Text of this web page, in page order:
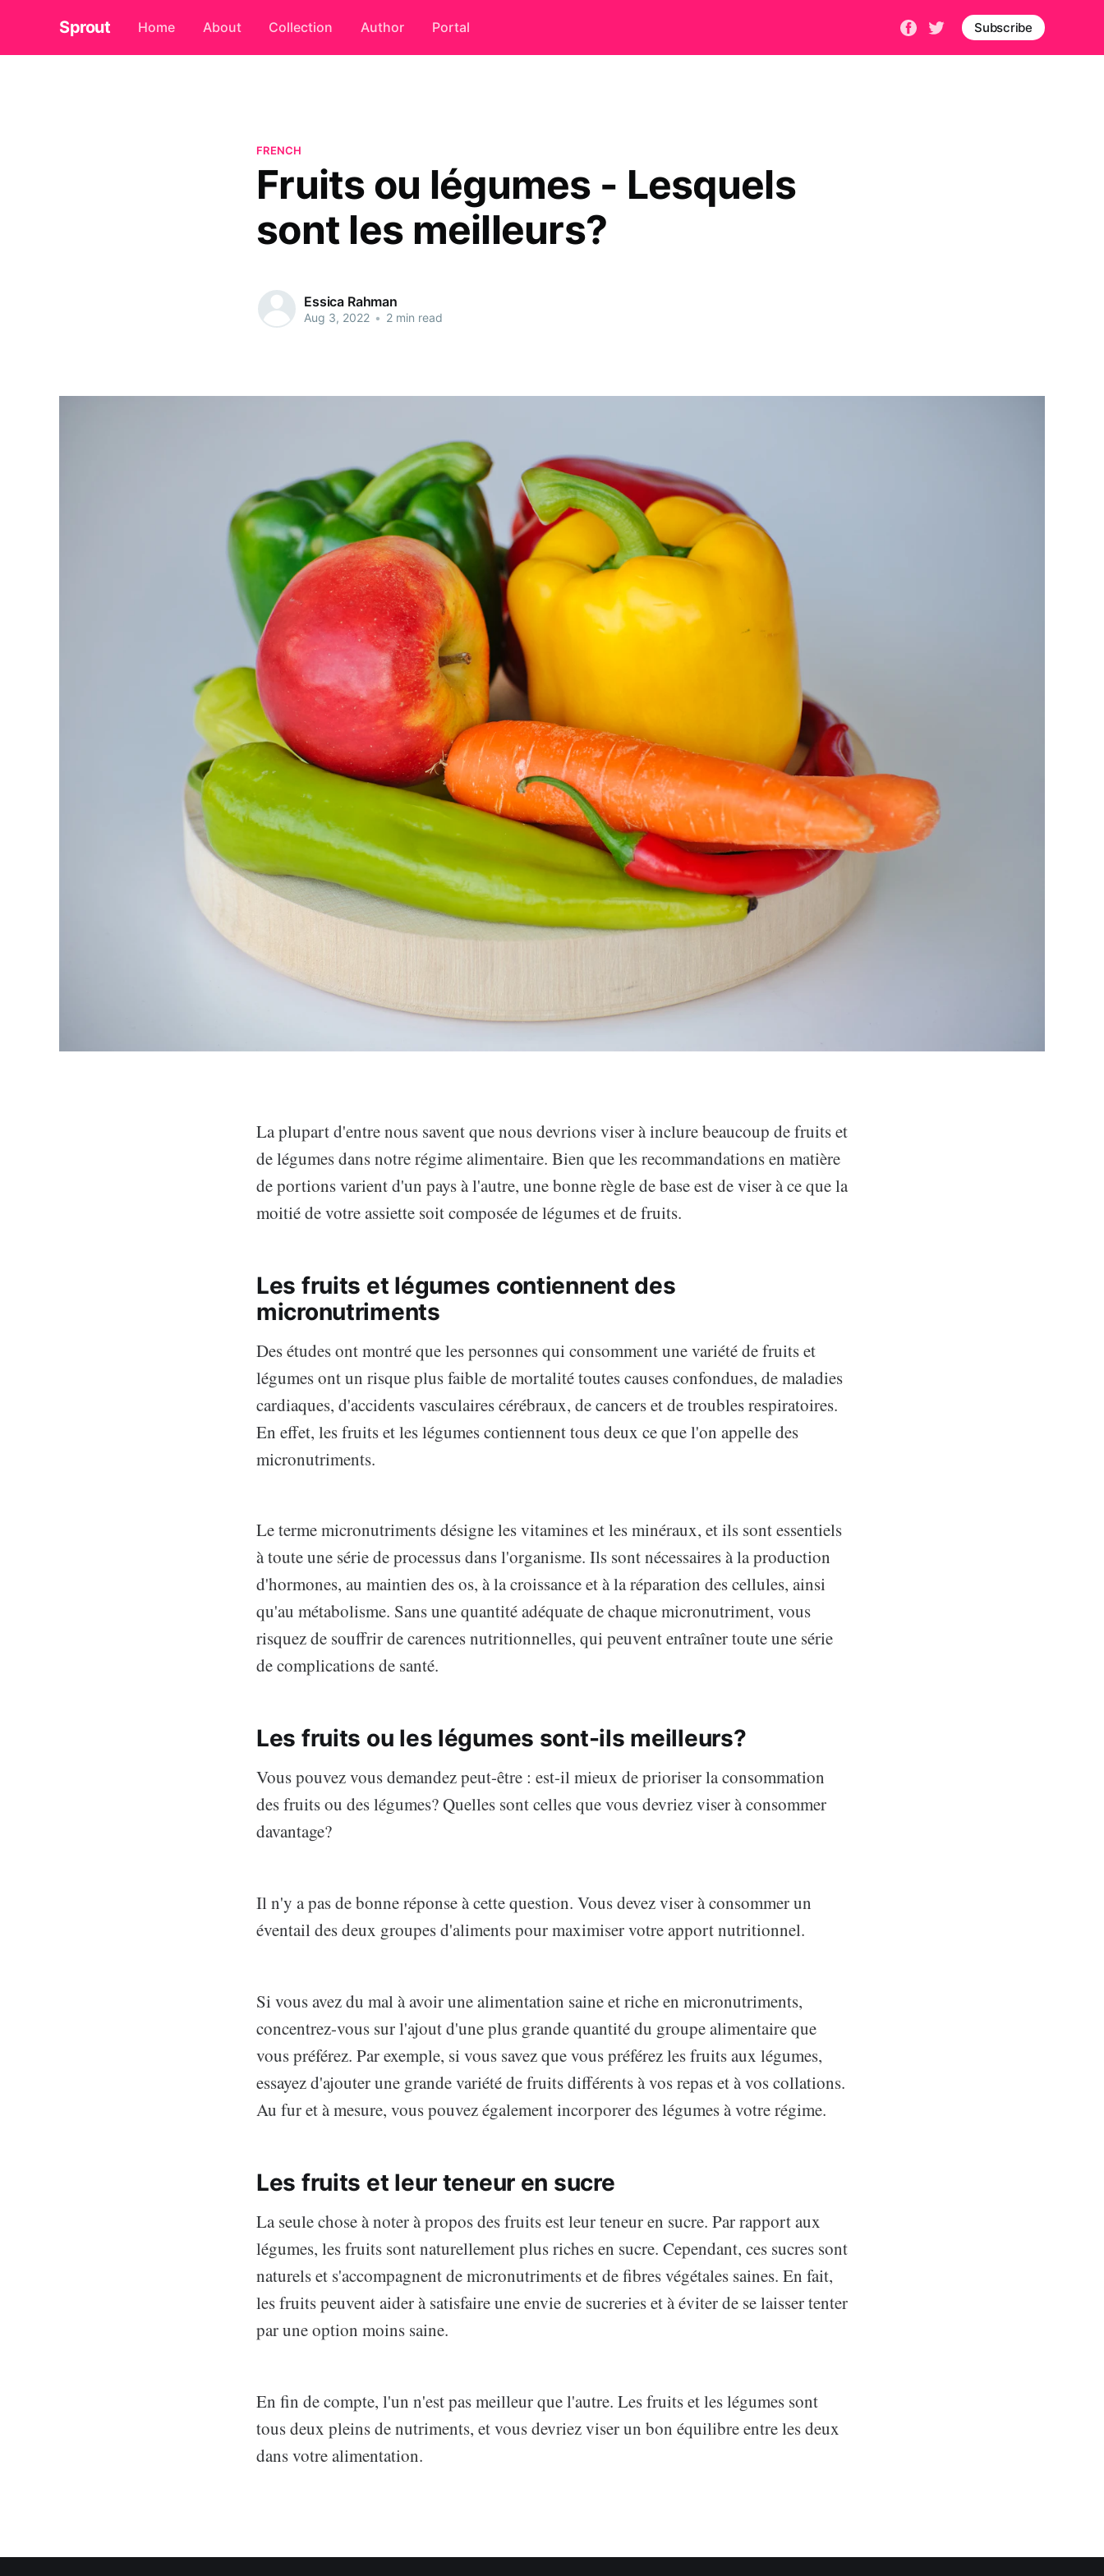
Sprout Home About Collection Author Portal Subscribe
FRENCH
Fruits ou légumes - Lesquels
sont les meilleurs?
Essica Rahman
Aug 3, 2022 • 2 min read
La plupart d'entre nous savent que nous devrions viser à inclure beaucoup de fruits et
de légumes dans notre régime alimentaire. Bien que les recommandations en matière
de portions varient d'un pays à l'autre, une bonne règle de base est de viser à ce que la
moitié de votre assiette soit composée de légumes et de fruits.
Les fruits et légumes contiennent des
micronutriments
Des études ont montré que les personnes qui consomment une variété de fruits et
légumes ont un risque plus faible de mortalité toutes causes confondues, de maladies
cardiaques, d'accidents vasculaires cérébraux, de cancers et de troubles respiratoires.
En effet, les fruits et les légumes contiennent tous deux ce que l'on appelle des
micronutriments.
Le terme micronutriments désigne les vitamines et les minéraux, et ils sont essentiels
à toute une série de processus dans l'organisme. Ils sont nécessaires à la production
d'hormones, au maintien des os, à la croissance et à la réparation des cellules, ainsi
qu'au métabolisme. Sans une quantité adéquate de chaque micronutriment, vous
risquez de souffrir de carences nutritionnelles, qui peuvent entraîner toute une série
de complications de santé.
Les fruits ou les légumes sont-ils meilleurs?
Vous pouvez vous demandez peut-être : est-il mieux de prioriser la consommation
des fruits ou des légumes? Quelles sont celles que vous devriez viser à consommer
davantage?
Il n'y a pas de bonne réponse à cette question. Vous devez viser à consommer un
éventail des deux groupes d'aliments pour maximiser votre apport nutritionnel.
Si vous avez du mal à avoir une alimentation saine et riche en micronutriments,
concentrez-vous sur l'ajout d'une plus grande quantité du groupe alimentaire que
vous préférez. Par exemple, si vous savez que vous préférez les fruits aux légumes,
essayez d'ajouter une grande variété de fruits différents à vos repas et à vos collations.
Au fur et à mesure, vous pouvez également incorporer des légumes à votre régime.
Les fruits et leur teneur en sucre
La seule chose à noter à propos des fruits est leur teneur en sucre. Par rapport aux
légumes, les fruits sont naturellement plus riches en sucre. Cependant, ces sucres sont
naturels et s'accompagnent de micronutriments et de fibres végétales saines. En fait,
les fruits peuvent aider à satisfaire une envie de sucreries et à éviter de se laisser tenter
par une option moins saine.
En fin de compte, l'un n'est pas meilleur que l'autre. Les fruits et les légumes sont
tous deux pleins de nutriments, et vous devriez viser un bon équilibre entre les deux
dans votre alimentation.